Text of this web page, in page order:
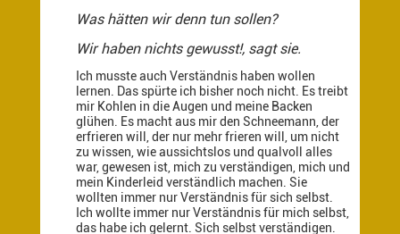
Was hätten wir denn tun sollen?
Wir haben nichts gewusst!, sagt sie.
Ich musste auch Verständnis haben wollen
lernen. Das spürte ich bisher noch nicht. Es treibt
mir Kohlen in die Augen und meine Backen
glühen. Es macht aus mir den Schneemann, der
erfrieren will, der nur mehr frieren will, um nicht
zu wissen, wie aussichtslos und qualvoll alles
war, gewesen ist, mich zu verständigen, mich und
mein Kinderleid verständlich machen. Sie
wollten immer nur Verständnis für sich selbst.
Ich wollte immer nur Verständnis für mich selbst,
das habe ich gelernt. Sich selbst verständigen.